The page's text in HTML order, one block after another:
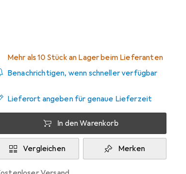
Mehr als 10 Stück an Lager beim Lieferanten
Benachrichtigen, wenn schneller verfügbar
Lieferort angeben für genaue Lieferzeit
In den Warenkorb
Vergleichen Merken